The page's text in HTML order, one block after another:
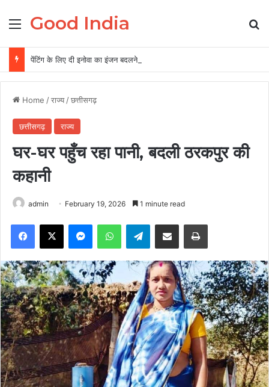
Menu
Good India
Home /राज्य /छत्तीसगढ़
छत्तीसगढ़ राज्य
घर-घर पहुँच रहा पानी, बदली ठरकपुर की
कहानी
admin February 19, 2026 1 minute read
Facebook
X MessengerWhatsAppTelegramShare via Email Print